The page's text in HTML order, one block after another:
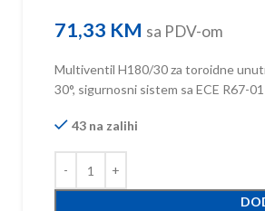
71,33 KM sa PDV-om
Multiventil H180/30 za toroidne
30°, sigurnosni sistem sa ECE R67-
43 na zalihi